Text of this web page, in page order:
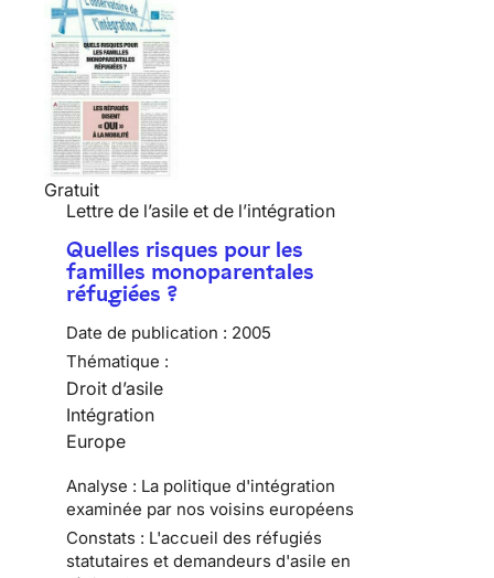
Gratuit
Lettre de l’asile et de l’intégration
Quelles risques pour les
familles monoparentales
réfugiées ?
Date de publication : 2005
Thématique :
Droit d’asile
Intégration
Europe
Analyse : La politique d'intégration
examinée par nos voisins européens
Constats : L'accueil des réfugiés
statutaires et demandeurs d'asile en